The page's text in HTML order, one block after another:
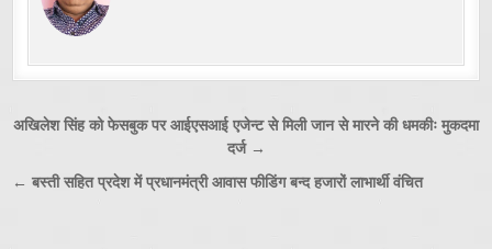
Post
navigation
अखिलेश सिंह को फेसबुक पर आईएसआई एजेन्ट से मिली जान से मारने की धमकीः मुकदमा
दर्ज →
← बस्ती सहित प्रदेश में प्रधानमंत्री आवास फीडिंग बन्द हजारों लाभार्थी वंचित